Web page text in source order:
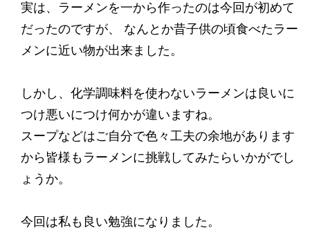
実は、ラーメンを一から作ったのは今回が初めて
だったのですが、 なんとか昔子供の頃食べたラー
メンに近い物が出来ました。
しかし、化学調味料を使わないラーメンは良いに
つけ悪いにつけ何かが違いますね。
スープなどはご自分で色々工夫の余地があります
から皆様もラーメンに挑戦してみたらいかがでし
ょうか。
今回は私も良い勉強になりました。